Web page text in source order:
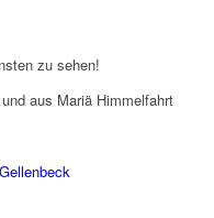
zu sehen!
aus Mariä Himmelfahrt